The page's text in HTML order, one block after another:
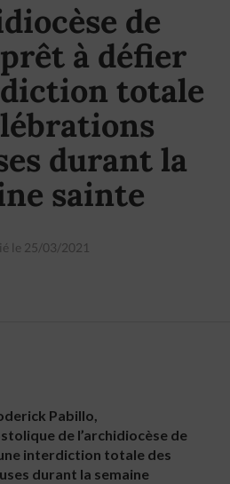
de
à défier
totale
durant la
sainte
le 25/03/2021
Pabillo,
de l’archidiocèse de
interdiction totale des
durant la semaine